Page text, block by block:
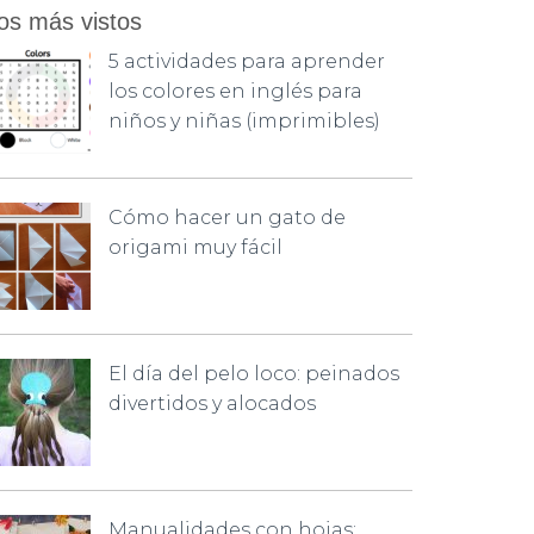
más vistos
5 actividades para aprender
los colores en inglés para
niños y niñas (imprimibles)
Cómo hacer un gato de
origami muy fácil
El día del pelo loco: peinados
divertidos y alocados